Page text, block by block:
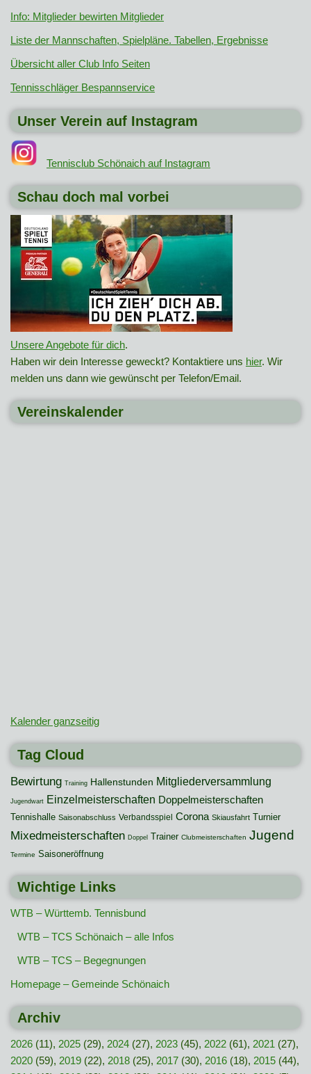
Info: Mitglieder bewirten Mitglieder
Liste der Mannschaften, Spielpläne. Tabellen, Ergebnisse
Übersicht aller Club Info Seiten
Tennisschläger Bespannservice
Unser Verein auf Instagram
Tennisclub Schönaich auf Instagram
Schau doch mal vorbei
Unsere Angebote für dich.
Haben wir dein Interesse geweckt? Kontaktiere uns hier. Wir
melden uns dann wie gewünscht per Telefon/Email.
Vereinskalender
Kalender ganzseitig
Tag Cloud
Bewirtung Training Hallenstunden Mitgliederversammlung
Jugendwart Einzelmeisterschaften Doppelmeisterschaften
Tennishalle Saisonabschluss Verbandsspiel Corona Skiausfahrt Turnier
Mixedmeisterschaften Doppel Trainer Clubmeisterschaften Jugend
Termine Saisoneröffnung
Wichtige Links
WTB – Württemb. Tennisbund
WTB – TCS Schönaich – alle Infos
WTB – TCS – Begegnungen
Homepage – Gemeinde Schönaich
Archiv
2026 (11), 2025 (29), 2024 (27), 2023 (45), 2022 (61), 2021 (27),
2020 (59), 2019 (22), 2018 (25), 2017 (30), 2016 (18), 2015 (44),